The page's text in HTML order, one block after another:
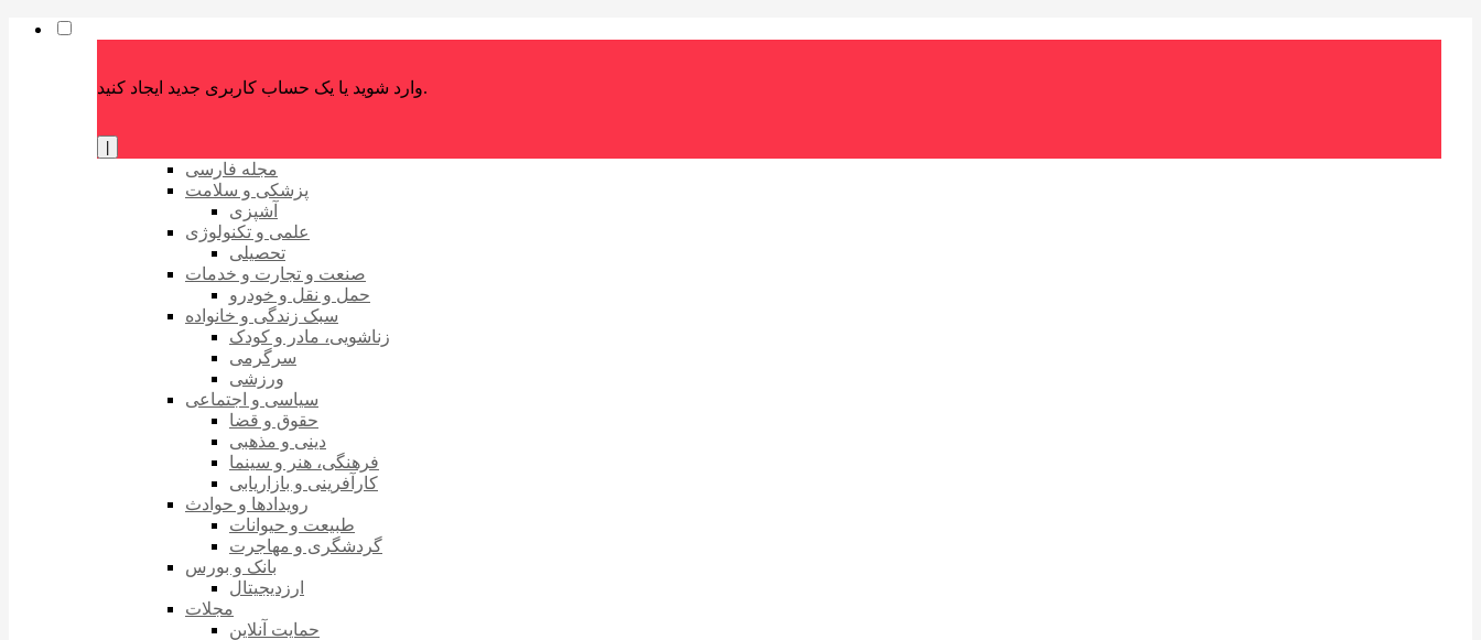
وارد شوید یا یک حساب کاربری جدید ایجاد کنید.
مجله فارسی
پزشکی و سلامت
آشپزی
علمی و تکنولوژی
تحصیلی
صنعت و تجارت و خدمات
حمل و نقل و خودرو
سبک زندگی و خانواده
زناشویی، مادر و کودک
سرگرمی
ورزشی
سیاسی و اجتماعی
حقوق و قضا
دینی و مذهبی
فرهنگی، هنر و سینما
کارآفرینی و بازاریابی
رویدادها و حوادث
طبیعت و حیوانات
گردشگری و مهاجرت
بانک و بورس
ارزدیجیتال
مجلات
حمایت آنلاین